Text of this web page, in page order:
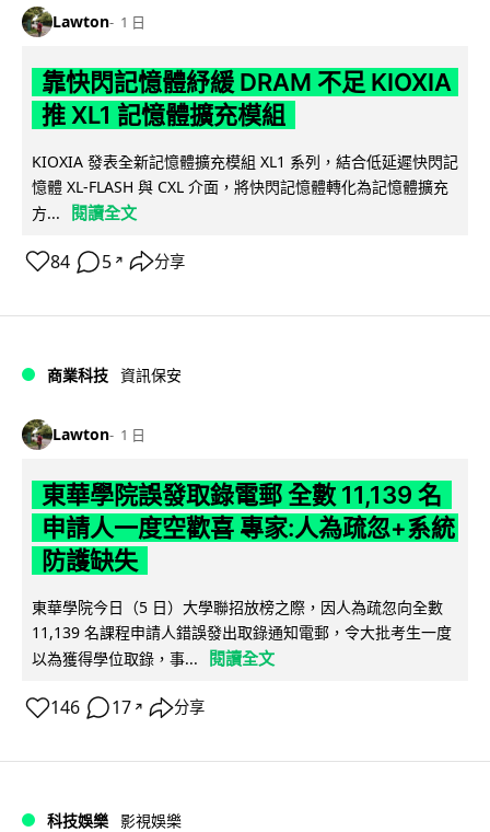
Lawton 1 日
靠快閃記憶體紓緩 DRAM 不足 KIOXIA
推 XL1 記憶體擴充模組
KIOXIA 發表全新記憶體擴充模組 XL1 系列，結合低延遲快閃記
憶體 XL-FLASH 與 CXL 介面，將快閃記憶體轉化為記憶體擴充
方...
閱讀全文
84 5 ↗ 分享
商業科技 資訊保安
Lawton 1 日
東華學院誤發取錄電郵 全數 11,139 名
申請人一度空歡喜 專家:人為疏忽+系統
防護缺失
東華學院今日（5 日）大學聯招放榜之際，因人為疏忽向全數
11,139 名課程申請人錯誤發出取錄通知電郵，令大批考生一度
以為獲得學位取錄，事...
閱讀全文
146 17 ↗ 分享
科技娛樂 影視娛樂